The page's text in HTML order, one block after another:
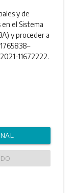
y de
el Sistema
y proceder a
11672222.